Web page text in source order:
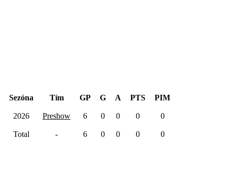
Sezóna Tím GP G A PTS PIM
2026 Preshow 6 0 0 0 0
Total - 6 0 0 0 0